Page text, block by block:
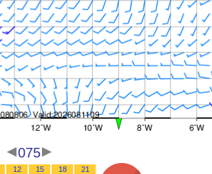
075
12 15 18
21